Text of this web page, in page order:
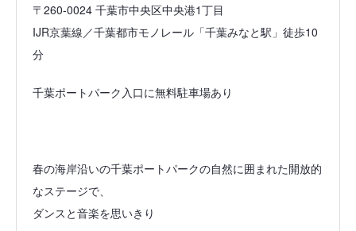
〒260-0024 千葉市中央区中央港1丁目
IJR京葉線／千葉都市モノレール「千葉みなと駅」徒歩10
分
千葉ポートパーク入口に無料駐車場あり
春の海岸沿いの千葉ポートパークの自然に囲まれた開放的
なステージで、
ダンスと音楽を思いきり